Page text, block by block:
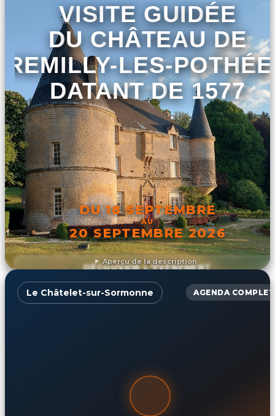
Aperçu de la description
VISITE GUIDÉE
DU CHÂTEAU DE
REMILLY-LES-
DATANT DE 1577
DU 18 SEPTEMBRE
AU
20 SEPTEMBRE 2026
DÉCOUVRIR L'ÉVÉNEMENT
Le Châtelet-sur-Sormonne AGENDA COMPLET